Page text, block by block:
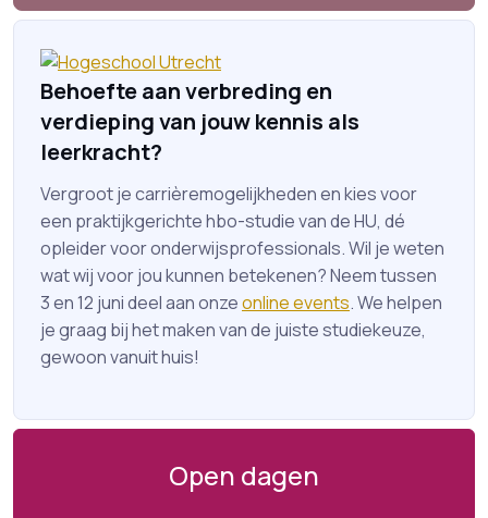
Behoefte aan verbreding en
verdieping van jouw kennis als
leerkracht?
Vergroot je carrièremogelijkheden en kies voor
een praktijkgerichte hbo-studie van de HU, dé
opleider voor onderwijsprofessionals. Wil je weten
wat wij voor jou kunnen betekenen? Neem tussen
3 en 12 juni deel aan onzeonline events. We helpen
je graag bij het maken van de juiste studiekeuze,
gewoon vanuit huis!
Open dagen